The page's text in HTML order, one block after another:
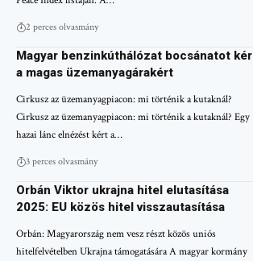
2 perces olvasmány
Magyar benzinkúthálózat bocsánatot kér
a magas üzemanyagárakért
Cirkusz az üzemanyagpiacon: mi történik a kutaknál?
Cirkusz az üzemanyagpiacon: mi történik a kutaknál? Egy
hazai lánc elnézést kért a…
3 perces olvasmány
Orbán Viktor ukrajna hitel elutasítása
2025: EU közös hitel visszautasítása
Orbán: Magyarország nem vesz részt közös uniós
hitelfelvételben Ukrajna támogatására A magyar kormány